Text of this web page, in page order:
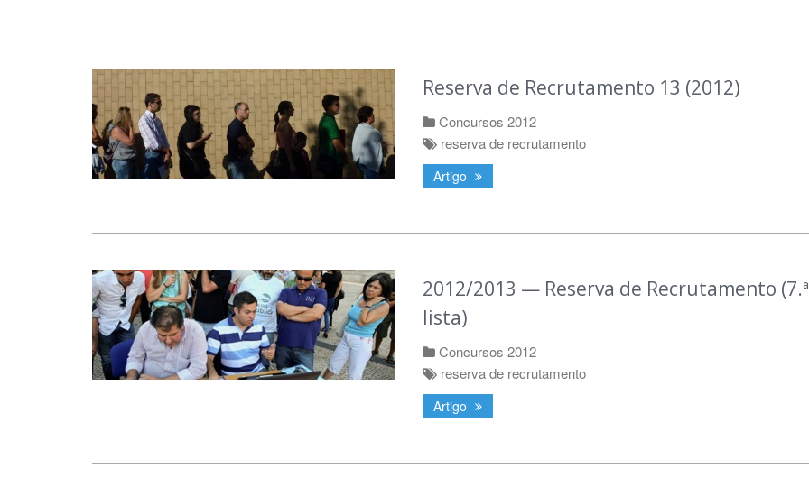
Reserva de Recrutamento 13 (2012)
Concursos 2012
reserva de recrutamento
Artigo
2012/2013 — Reserva de Recrutamento (7.ª
lista)
Concursos 2012
reserva de recrutamento
Artigo